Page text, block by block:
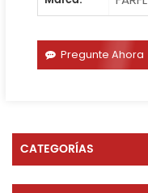
Pregunte Ahora
CATEGORÍAS